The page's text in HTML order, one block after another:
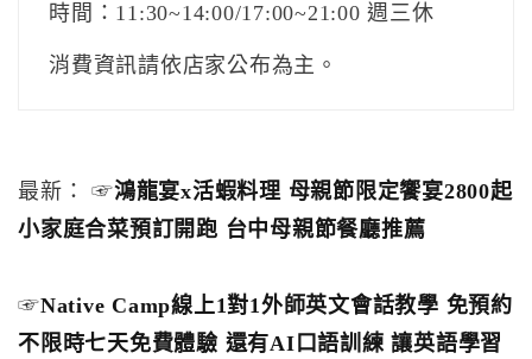
時間：11:30~14:00/17:00~21:00 週三休
消費資訊請依店家公布為主。
最新： ☞鴻龍宴x活蝦料理 母親節限定饗宴2800起
小家庭合菜預訂開跑 台中母親節餐廳推薦
☞Native Camp線上1對1外師英文會話教學 免預約
不限時七天免費體驗 還有AI口語訓練 讓英語學習